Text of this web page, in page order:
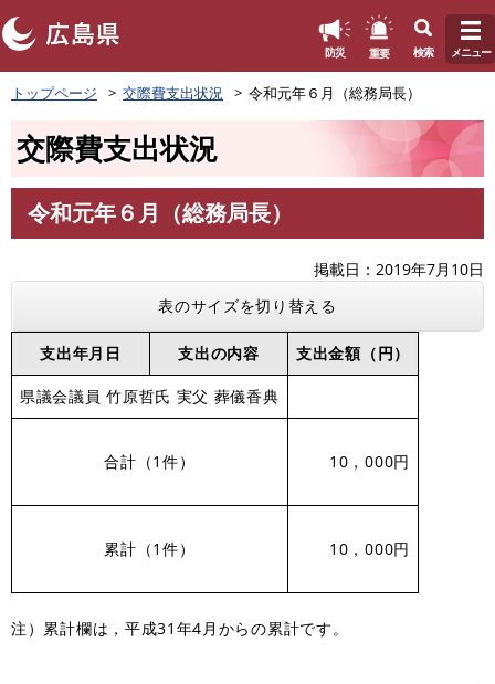
ペ
ー
頭
す
防災 重要 検索 メニュー
トップページ 交際費支出状況 令和元年６月（総務局長）
交際費支出状況
文
令和元年６月（総務局長）
掲載日
2019年7月10日
表のサイズを切り替える
支出年月日 支出の内容 支出金額（円）
県議会議員 竹原哲氏 実父 葬儀香典
合計（1件） 10，000円
累計（1件） 10，000円
注）累計欄は，平成31年4月からの累計です。